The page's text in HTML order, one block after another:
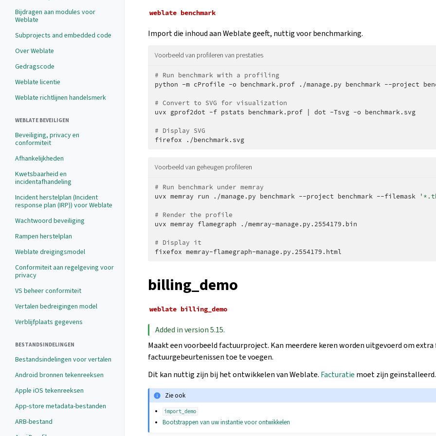
Bijdragen aan modules voor
Weblate
Subprojects and embedded code
Over Weblate
Gedragscode
Weblate licentie
Weblate richtlijnen handelsmerk
WEBLATE BEVEILIGEN
Beveiliging, privacy en
conformiteit
Afhankelijkheden
Kwetsbaarheid en
incidentafhandeling
Incident herstelplan (Incident
response plan (IRP)) voor Weblate
Wachtwoord beveiliging
Rampen herstelplan
Weblate dreigingsmodel
Conformiteit aan regelgeving voor
privacy
VS beheer conformiteit
Vertalen bedreigingen model
Verblijfplaats gegevens
BESTANDSINDELINGEN
Bestandsindelingen voor vertalen
Android bronnen tekenreeksen
Apple iOS tekenreeksen
App-store metadata-bestanden
ARB-bestand
weblate benchmark
Import die inhoud aan Weblate geeft, nuttig voor benchmarking.
Voorbeeld van profileren van prestaties
# Run benchmark with a profiling
python -m cProfile -o benchmark.prof ./manage.py benchmark --project
# Convert to SVG for visualization
uvx gprof2dot -f pstats benchmark.prof dot -Tsvg -o benchmark.svg
# Display SVG
firefox
Voorbeeld van geheugen profileren
# Run benchmark under memray
uvx memray run ./manage.py benchmark --project benchmark --filemask
# Render the profile
uvx memray flamegraph ./memray-manage.py.2554179.bin
# Display it
fixefox
billing_demo
weblate billing_demo
Added in version 5.15.
Maakt een voorbeeld factuurproject. Kan meerdere keren worden uitgevoerd om extra
factuurgebeurtenissen toe te voegen.
Dit kan nuttig zijn bij het ontwikkelen van Weblate. Facturatie moet zijn geïnstalleerd.
Zie ook
import_demo
Bootstrappen van uw instantie voor ontwikkelen